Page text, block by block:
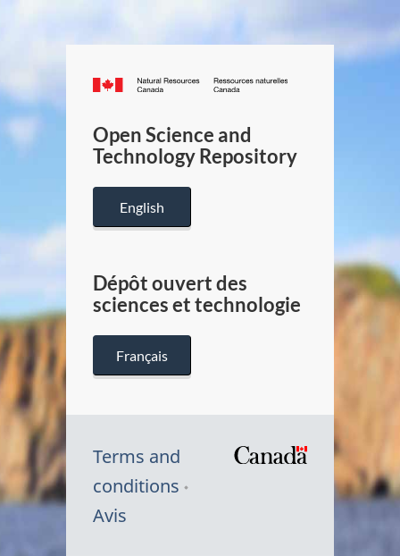
Canada.ca
/
Canada
Open Science and
Technology Repository
English
Dépôt ouvert des
sciences et technologie
Français
Terms and
conditions
Avis
Symbole